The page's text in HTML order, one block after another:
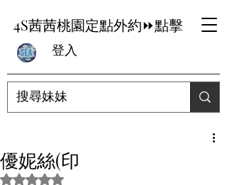
4S茜茜桃園定點外約⏩點擊
登入
優妮絲(印
評等為 NaN（最高為 5 顆星）。